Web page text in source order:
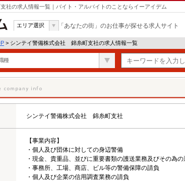
社の求人情報一覧｜バイト・アルバイトのことならイーアイデム
エリア選択 「あなたの街」のお仕事が探せる求人サイト
> シンテイ警備株式会社 錦糸町支社の求人情報一覧
種
シンテイ警備株式会社 錦糸町支社
【事業内容】
・個人及び団体に対しての身辺警備
・現金、貴重品、並びに重要書類の護送業務及びその為
・事務所、工場、商店、ビル等の警備保障の請負
・個人及び企業の信用調査業務の請負